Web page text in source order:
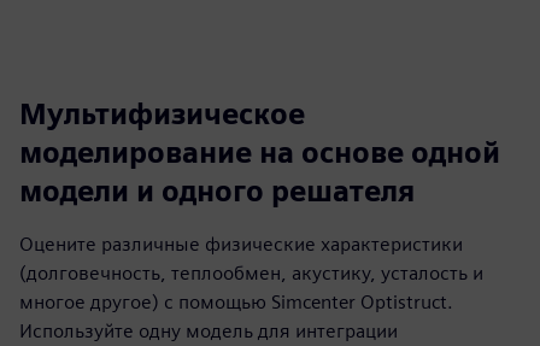
Мультифизическое
моделирование на основе одной
модели и одного решателя
Оцените различные физические характеристики
(долговечность, теплообмен, акустику, усталость и
многое другое) с помощью Simcenter Optistruct.
Используйте одну модель для интеграции